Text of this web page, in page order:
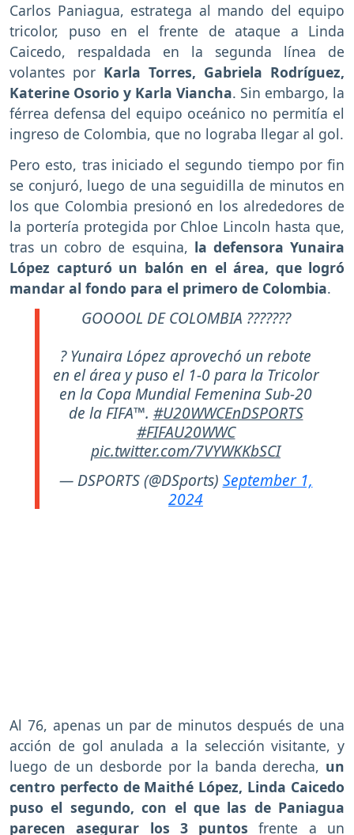
Carlos Paniagua, estratega al mando del equipo
tricolor, puso en el frente de ataque a Linda
Caicedo, respaldada en la segunda línea de
volantes por Karla Torres, Gabriela Rodríguez,
Katerine Osorio y Karla Viancha. Sin embargo, la
férrea defensa del equipo oceánico no permitía el
ingreso de Colombia, que no lograba llegar al gol.
Pero esto, tras iniciado el segundo tiempo por fin
se conjuró, luego de una seguidilla de minutos en
los que Colombia presionó en los alrededores de
la portería protegida por Chloe Lincoln hasta que,
tras un cobro de esquina, la defensora Yunaira
López capturó un balón en el área, que logró
mandar al fondo para el primero de Colombia.
GOOOOL DE COLOMBIA ???????
? Yunaira López aprovechó un rebote
en el área y puso el 1-0 para la Tricolor
en la Copa Mundial Femenina Sub-20
de la FIFA™. #U20WWCEnDSPORTS
#FIFAU20WWC
pic.twitter.com/7VYWKKbSCI
— DSPORTS (@DSports) September 1,
2024
Al 76, apenas un par de minutos después de una
acción de gol anulada a la selección visitante, y
luego de un desborde por la banda derecha, un
centro perfecto de Maithé López, Linda Caicedo
puso el segundo, con el que las de Paniagua
parecen asegurar los 3 puntos frente a un